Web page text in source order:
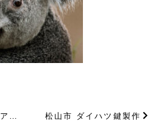
ホームページリニューアル致しました 松山市 ダイハツ鍵製作